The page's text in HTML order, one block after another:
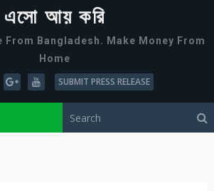
এসো আয় করি
From Bangladesh. Make Money From
Home
SUBMIT PRESS RELEASE